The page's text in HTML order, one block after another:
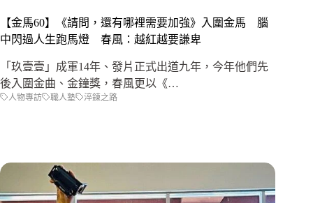
【金馬60】《請問，還有哪裡需要加強》入圍金馬 腦
中閃過人生跑馬燈 春風：越紅越要謙卑
「玖壹壹」成軍14年、發片正式出道九年，今年他們先
後入圍金曲、金鐘獎，春風更以《…
人物專訪 職人塾 淬鍊之路